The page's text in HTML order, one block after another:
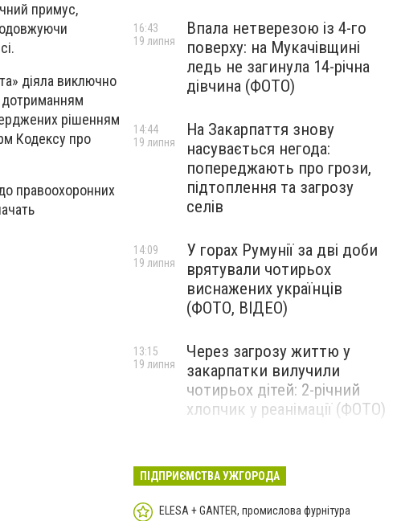
примус,
діяла виключно
дотриманням
рішенням
Кодексу про
правоохоронних
Впала нетверезою із 4-го
поверху: на Мукачівщині
ледь не загинула 14-річна
дівчина (ФОТО)
16:43
19 липня
На Закарпаття знову
насувається негода:
попереджають про грози,
підтоплення та загрозу
селів
14:44
19 липня
У горах Румунії за дві доби
врятували чотирьох
виснажених українців
(ФОТО, ВІДЕО)
14:09
19 липня
Через загрозу життю у
закарпатки вилучили
чотирьох дітей: 2-річний
хлопчик у реанімації (ФОТО)
13:15
19 липня
полеглим захисником
Артемом Ромчаком
19 липня
ПІДПРИЄМСТВА УЖГОРОДА
ELESA + GANTER, промислова фурнітура